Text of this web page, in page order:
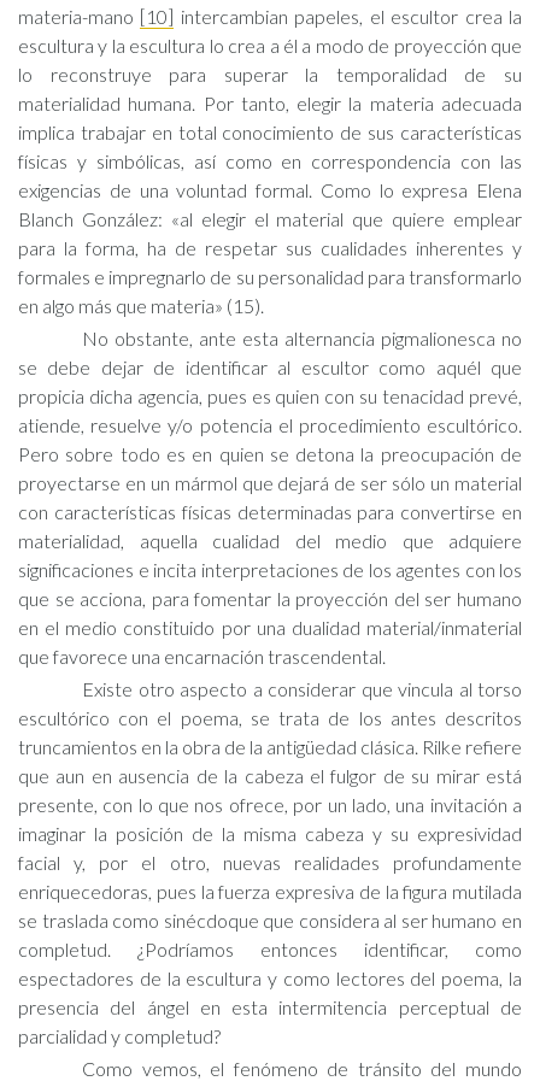
materia-mano [10] intercambian papeles, el escultor crea la
escultura y la escultura lo crea a él a modo de proyección que
lo reconstruye para superar la temporalidad de su
materialidad humana. Por tanto, elegir la materia adecuada
implica trabajar en total conocimiento de sus características
físicas y simbólicas, así como en correspondencia con las
exigencias de una voluntad formal. Como lo expresa Elena
Blanch González: «al elegir el material que quiere emplear
para la forma, ha de respetar sus cualidades inherentes y
formales e impregnarlo de su personalidad para transformarlo
en algo más que materia» (15).
No obstante, ante esta alternancia pigmalionesca no
se debe dejar de identificar al escultor como aquél que
propicia dicha agencia, pues es quien con su tenacidad prevé,
atiende, resuelve y/o potencia el procedimiento escultórico.
Pero sobre todo es en quien se detona la preocupación de
proyectarse en un mármol que dejará de ser sólo un material
con características físicas determinadas para convertirse en
materialidad, aquella cualidad del medio que adquiere
significaciones e incita interpretaciones de los agentes con los
que se acciona, para fomentar la proyección del ser humano
en el medio constituido por una dualidad material/inmaterial
que favorece una encarnación trascendental.
Existe otro aspecto a considerar que vincula al torso
escultórico con el poema, se trata de los antes descritos
truncamientos en la obra de la antigüedad clásica. Rilke refiere
que aun en ausencia de la cabeza el fulgor de su mirar está
presente, con lo que nos ofrece, por un lado, una invitación a
imaginar la posición de la misma cabeza y su expresividad
facial y, por el otro, nuevas realidades profundamente
enriquecedoras, pues la fuerza expresiva de la figura mutilada
se traslada como sinécdoque que considera al ser humano en
completud. ¿Podríamos entonces identificar, como
espectadores de la escultura y como lectores del poema, la
presencia del ángel en esta intermitencia perceptual de
parcialidad y completud?
Como vemos, el fenómeno de tránsito del mundo